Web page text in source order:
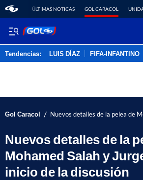
ÚLTIMAS NOTICAS GOL CARACOL
Tendencias: LUIS DÍAZ FIFA-INFANTINO
Gol Caracol / Nuevos detalles de la pelea de
Nuevos detalles de la
Mohamed Salah y
inicio de la discusión